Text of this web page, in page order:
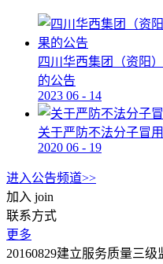
四川华西集团（资阳
的公告
2023 06 - 14
关于严防不法分子冒
2020 06 - 19
进入公告频道>>
加入 join
联系方式
更多
20160829建立服务质量三